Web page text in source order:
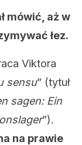
mówić, aż w
łez.
Viktora
sensu” (tytuł
sagen: Ein
”).
na prawie